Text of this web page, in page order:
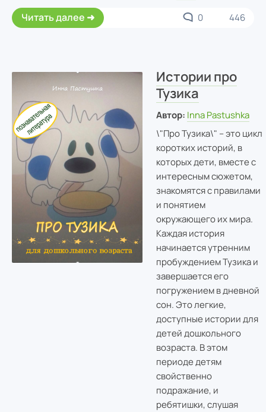
Читать далее 0 446
Истории про
Тузика
Автор: Inna Pastushka
\"Про Тузика\" – это цикл
коротких историй, в
которых дети, вместе с
интересным сюжетом,
знакомятся с правилами
и понятием
окружающего их мира.
Каждая история
начинается утренним
пробуждением Тузика и
завершается его
погружением в дневной
сон. Это легкие,
доступные истории для
детей дошкольного
возраста. В этом
периоде детям
свойственно
подражание, и
ребятишки, слушая